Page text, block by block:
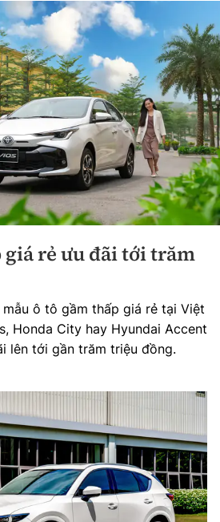
giá rẻ ưu đãi tới trăm
ô tô gầm thấp giá rẻ tại Việt
Honda City hay Hyundai Accent
lên tới gần trăm triệu đồng.